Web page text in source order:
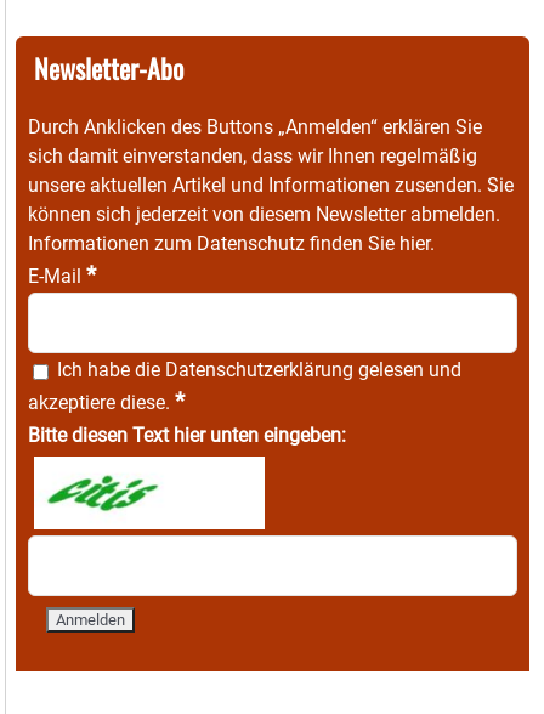
Newsletter-Abo
Durch Anklicken des Buttons „Anmelden“ erklären Sie
sich damit einverstanden, dass wir Ihnen regelmäßig
unsere aktuellen Artikel und Informationen zusenden. Sie
können sich jederzeit von diesem Newsletter abmelden.
Informationen zum Datenschutz finden Sie hier.
E-Mail *
Ich habe die Datenschutzerklärung gelesen und
akzeptiere diese. *
Bitte diesen Text hier unten eingeben: